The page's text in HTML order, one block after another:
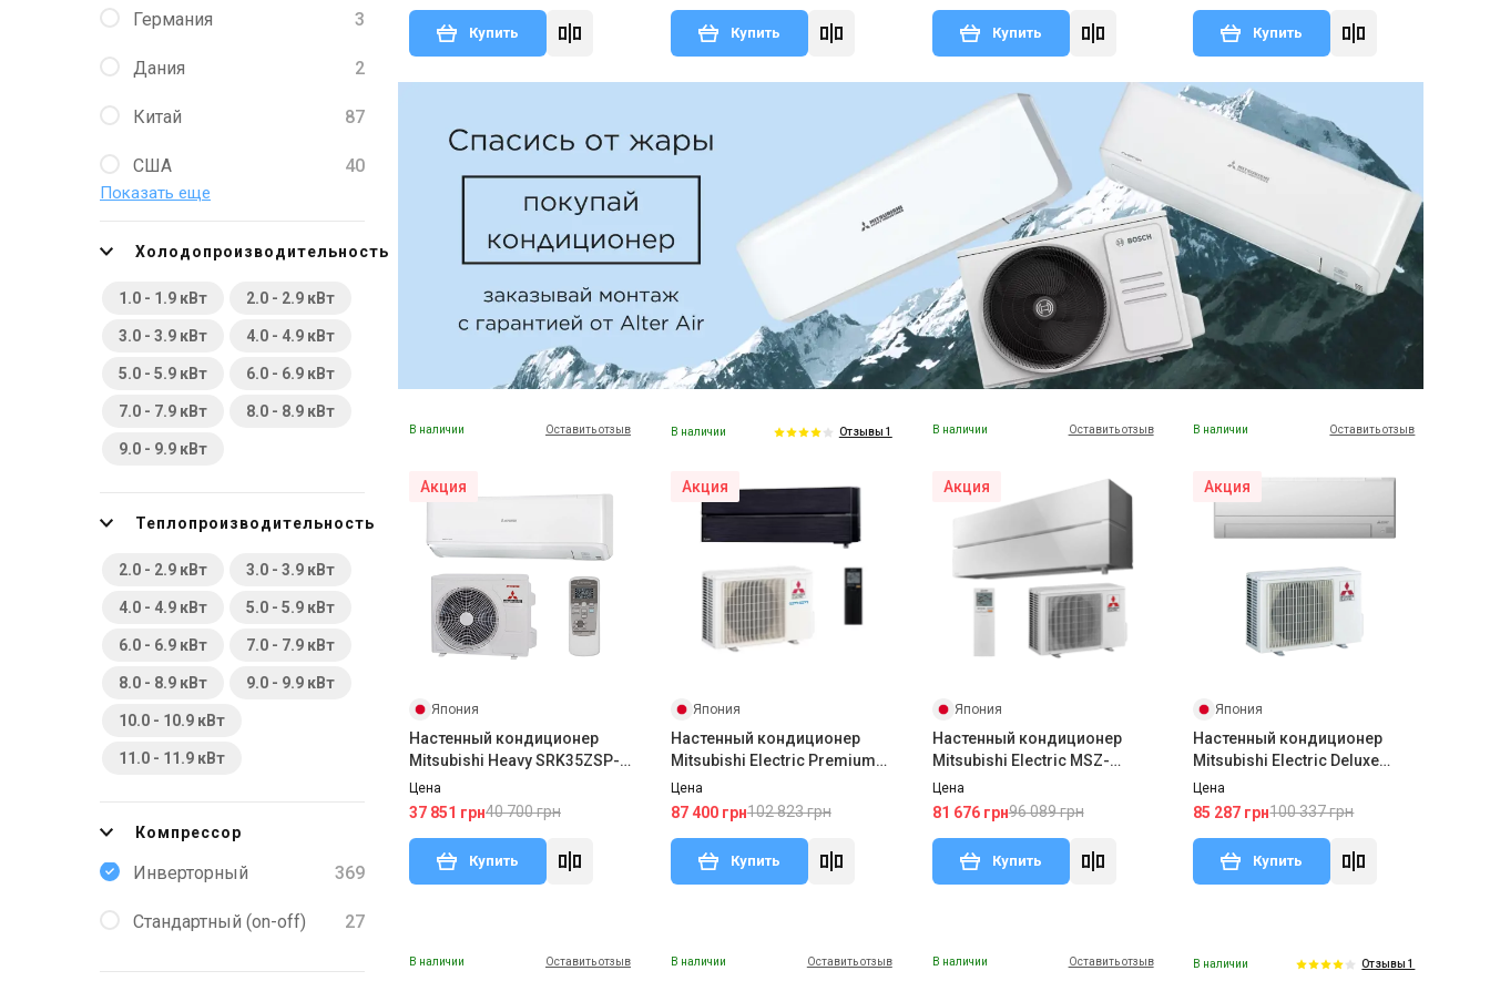
Германия 3
Дания 2
Китай 87
США 40
Южная Корея 23
Показать еще
Холодопроизводительность
1.0 - 1.9 кВт 2.0 - 2.9 кВт
3.0 - 3.9 кВт 4.0 - 4.9 кВт
5.0 - 5.9 кВт 6.0 - 6.9 кВт
7.0 - 7.9 кВт 8.0 - 8.9 кВт
9.0 - 9.9 кВт
Теплопроизводительность
2.0 - 2.9 кВт 3.0 - 3.9 кВт
4.0 - 4.9 кВт 5.0 - 5.9 кВт
6.0 - 6.9 кВт 7.0 - 7.9 кВт
8.0 - 8.9 кВт 9.0 - 9.9 кВт
10.0 - 10.9 кВт
11.0 - 11.9 кВт
Компрессор
Инверторный 369
Стандартный (on-off) 27
Купить Купить Купить Купить
В наличии Оставить отзыв
Акция
Япония
Настенный кондиционер
Mitsubishi Heavy SRK35ZSP-
W(1)/SRC35ZSP-W(1)
Цена
37 851 грн40 700 грн
Купить
В наличии Отзывы 1
Акция
Япония
Настенный кондиционер
Mitsubishi Electric Premium
Inverter MSZ-LN25VG2B/MUZ-
LN25VG2
Цена
87 400 грн102 823 грн
Купить
В наличии Оставить отзыв
Акция
Япония
Настенный кондиционер
Mitsubishi Electric MSZ-
LN25VG2W/MUZ-LN25VG2
Цена
81 676 грн96 089 грн
Купить
В наличии Оставить отзыв
Акция
Япония
Настенный кондиционер
Mitsubishi Electric Deluxe
Inverter MSZ-FT35VGK/MUZ-
FT35VGHZ
Цена
85 287 грн100 337 грн
Купить
В наличии Оставить отзыв В наличии Оставить отзыв В наличии Оставить отзыв В наличии Отзывы 1